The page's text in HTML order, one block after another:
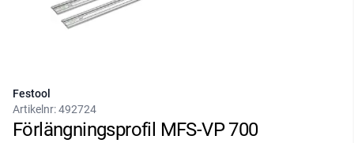
Festool
Artikelnr:492724
Förlängningsprofil MFS-VP 700